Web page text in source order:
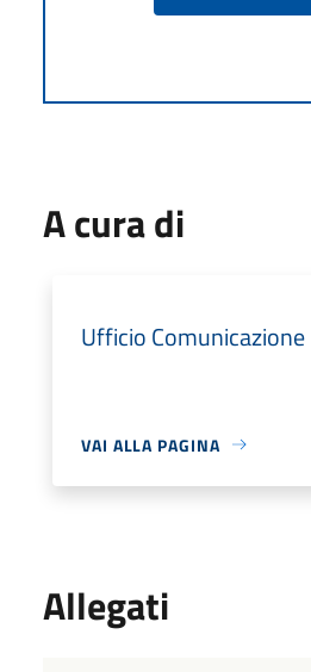
A cura di
Ufficio Comunicazione
VAI ALLA PAGINA
Allegati